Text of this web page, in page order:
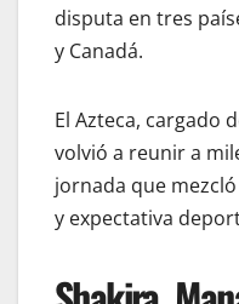
disputa en tres
y Canadá.
El Azteca, cargado
volvió a reunir a
jornada que
y expectativa